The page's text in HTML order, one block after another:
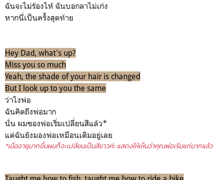
ฉันจะไม่ร้องไห้ ฉันบอกลาไม่เก่ง
หากนี่เป็นครั้งสุดท้าย
Hey Dad, what's up?
Miss you so much
Yeah, the shade of your hair is changed
But I look up to you the same
ว่าไงพ่อ
ฉันคิดถึงพ่อมาก
นั่น ผมของพ่อเริ่มเปลี่ยนสีแล้ว*
แต่ฉันยังมองพ่อเหมือนเดิมอยู่เลย
*เมื่ออายุมากขึ้นผมก็จะเปลี่ยนเป็นสีขาวค่ะ แสดงให้เห็นว่าคุณพ่อเริ่มแก่มากแล้ว